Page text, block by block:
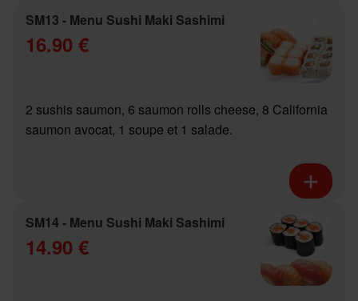
SM13 - Menu Sushi Maki Sashimi
16.90 €
2 sushis saumon, 6 saumon rolls cheese, 8 California
saumon avocat, 1 soupe et 1 salade.
SM14 - Menu Sushi Maki Sashimi
14.90 €